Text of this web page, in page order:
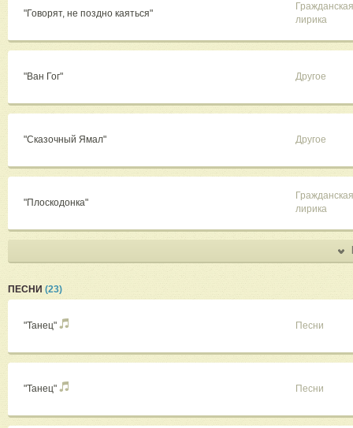
"Говорят, не поздно каяться"
Гражданская
лирика
"Ван Гог" Другое
"Сказочный Ямал" Другое
"Плоскодонка"
Гражданская
лирика
ПЕСНИ (23)
"Танец" Песни
"Танец" Песни